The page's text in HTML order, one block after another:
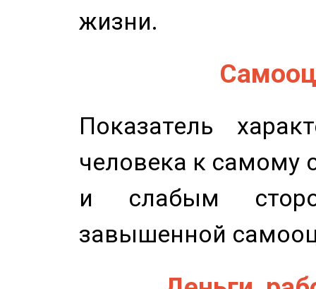
жизни.
Показатель
человека к самому
и слабым
завышенной